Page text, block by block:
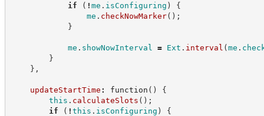
if
( ! me . isConfiguring )
{
me . checkNowMarker( ) ;
}
me . showNowInterval = Ext . interval (me .
}
} ,
updateStartTime : function ( )
{
this . calculateSlots ( ) ;
if
( ! this . isConfiguring )
{